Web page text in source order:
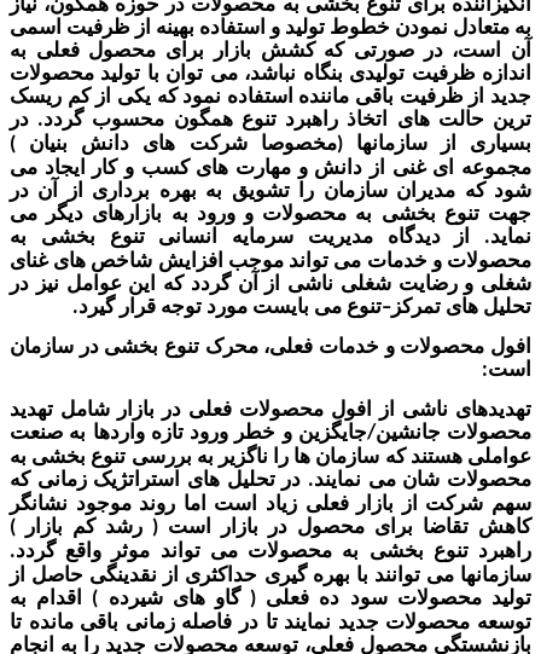
نمودن خطوط تولید و استفاده بهینه از ظرفیت اسمی
در صورتی که کشش بازار برای محصول فعلی به
تولیدی بنگاه نباشد، می توان با تولید محصولات
ظرفیت باقی ماننده استفاده نمود کهیکی از کم ریسک
های اتخ اذ راهبرد تنوع همگون محسوب گردد. در
از سازمانها(مخصوصا شرکت های دانش بنیان)
ای غنی از دانش و م هارت های کسب و کار ایجاد می
سازمان را تشویق به بهره برداری از آن در
بخشی به محصولات و ورود به بازارهای دیگر می
دیدگاه مدیریت سرمایه انسانی تنوع بخشی به
و خدمات می تواند موجب افزایش شاخص های غنای
شغلی ناشی از آن گردد که این عوامل نیز در
تمرکز–تنوع می بایست مورد توجه قرار گیرد.
و خدمات فعلی، محرک تنوع بخشی در سازمان
ناشی از افول محصولات فعلی در بازار شامل تهدید
جانشین /جایگزین و خطر ورود تازه واردها به صنعت
که سازمان ها را ناگزیر به بررسی تنوع بخشی به
شان می نمایند.در تحلیل های استراتژیک زمانی که
از بازار فعلی زیاد است اما روند موجود نشانگر
بر ای محصول در بازار است ( رشد کم بازار)
تنوع بخشی به محصولات می تواند موثر واقع گردد .
می توانند با بهره گیری حداکثری از نقدینگی حاصل از
سود ده فعلی( گاو های شیرده )اقدام به
جدید نمایند تا در فاصله زمانی باقی مانده تا
محصول فعلی، توسعه محصولات جدید را به انجام